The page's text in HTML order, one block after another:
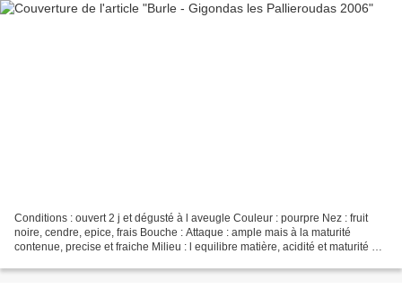
Conditions : ouvert 2 j et dégusté à l aveugle Couleur : pourpre Nez : fruit
noire, cendre, epice, frais Bouche : Attaque : ample mais à la maturité
contenue, precise et fraiche Milieu : l equilibre matière, acidité et maturité est